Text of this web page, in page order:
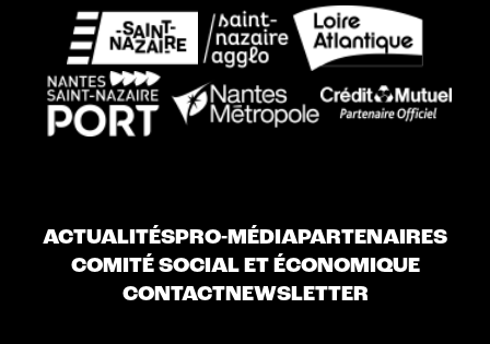
ACTUALITÉSPRO-MÉDIAPARTENAIRES
COMITÉ SOCIAL ET ÉCONOMIQUE
CONTACTNEWSLETTER